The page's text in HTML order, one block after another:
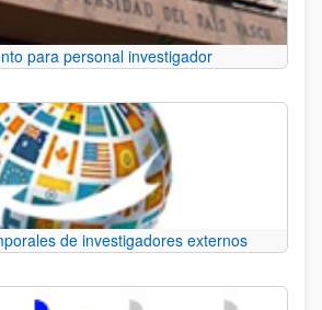
para personal investigador
de investigadores externos